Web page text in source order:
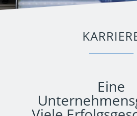
Eine